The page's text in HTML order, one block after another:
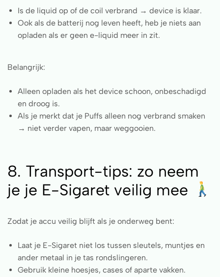
Is de liquid op of de coil verbrand → device is klaar.
Ook als de batterij nog leven heeft, heb je niets aan
opladen als er geen e-liquid meer in zit.
Belangrijk:
Alleen opladen als het device schoon, onbeschadigd
en droog is.
Als je merkt dat je Puffs alleen nog verbrand smaken
→ niet verder vapen, maar weggooien.
8. Transport-tips: zo neem
je je E-Sigaret veilig mee
Zodat je accu veilig blijft als je onderweg bent:
Laat je E-Sigaret niet los tussen sleutels, muntjes en
ander metaal in je tas rondslingeren.
Gebruik kleine hoesjes, cases of aparte vakken.